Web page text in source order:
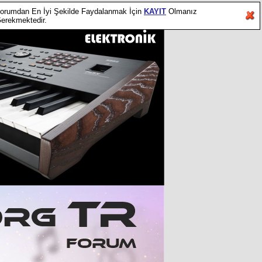
En İyi Şekilde Faydalanmak İçin KAYIT Olmanız